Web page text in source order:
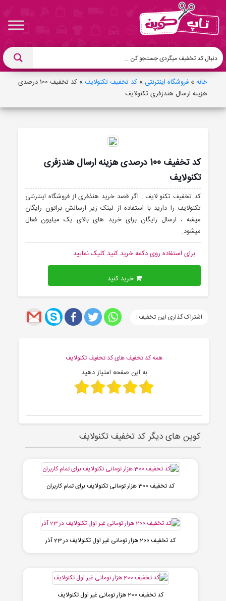
خانه» فروشگاه اینترنتی » کد تخفیف تکنولایف »
کد تخفیف 100 درصدی
هزینه ارسال هندزفری تکنولایف
کد تخفیف 100 درصدی هزینه ارسال هندزفری
تکنولایف
کد تخفیف تکنو لایف : اگر قصد خرید هنذفری از فروشگاه اینترنتی
تکنولایف را دارید با استفاده از لینک زیر ارسالش براتون رایگان
میشه ، ارسال رایگان برای خرید های بالای یک میلیون فعال
میشود.
برای استفاده روی دکمه خرید کنید کلیک نمایید
خرید کنید
اشتراک گذاری این تخفیف :
همه کد تخفیف های کد تخفیف تکنولایف
به این صفحه امتیاز دهید
کوپن های دیگر کد تخفیف تکنولایف
کد تخفیف 300 هزار تومانی تکنولایف برای تمام کاربران
کد تخفیف 200 هزار تومانی غیر اول تکنولایف در 23 آذر
کد تخفیف 200 هزار تومانی غیر اول تکنولایف